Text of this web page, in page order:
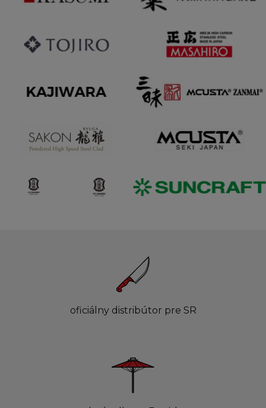
oficiálny distribútor pre SR